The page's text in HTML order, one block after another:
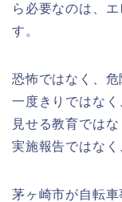
ら必要なのは、
す。
恐怖ではなく、危
一度きりではなく
見せる教育ではな
実施報告ではなく
茅ヶ崎市が自転